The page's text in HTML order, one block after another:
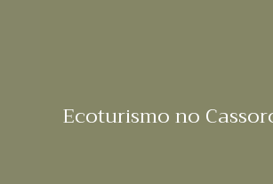
Ecoturismo no